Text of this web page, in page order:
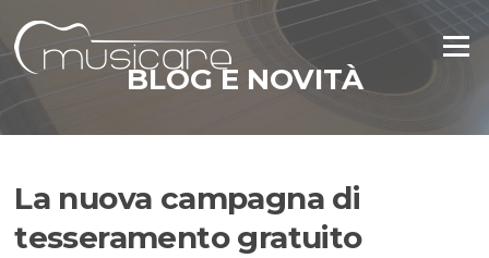
contenuto
Menu
BLOG E NOVITÀ
La nuova campagna di
tesseramento gratuito